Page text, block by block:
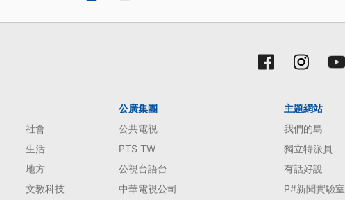
社會
生活
地方
文教科技
公廣集團
公共電視
PTS TW
公視台語台
中華電視公司
主題網站
我們的島
獨立特派員
有話好說
P#新聞實驗室